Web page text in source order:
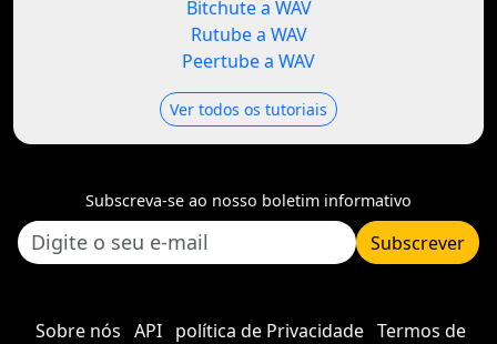
Bitchute a WAV
Rutube a WAV
Peertube a WAV
Ver todos os tutoriais
Subscreva-se ao nosso boletim informativo
Subscrever
Sobre nós API política de Privacidade Termos de